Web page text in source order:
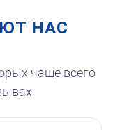
НАС
чаще всего